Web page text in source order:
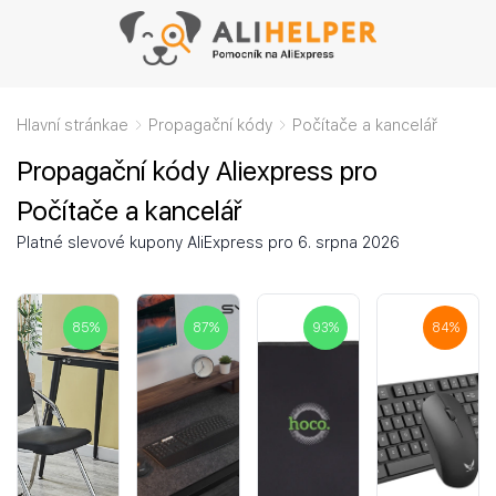
Hlavní stránkae Propagační kódy Počítače a kancelář
Propagační kódy Aliexpress pro
Počítače a kancelář
Platné slevové kupony AliExpress pro 6. srpna 2026
85% 87% 93% 84%